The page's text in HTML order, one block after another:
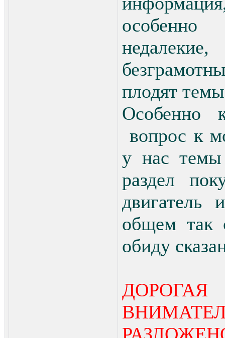
плодят
Особенно
вопрос к
у нас темы
раздел
общем так
обиду